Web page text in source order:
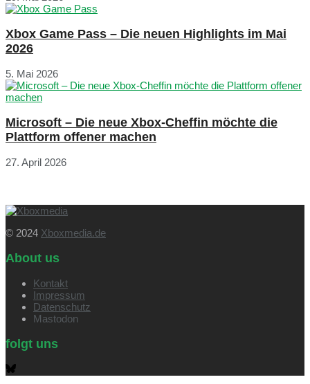
Xbox Game Pass – Die neuen Highlights im Mai
2026
5. Mai 2026
Microsoft – Die neue Xbox-Cheffin möchte die
Plattform offener machen
27. April 2026
© 2024 Xboxmedia.de
About us
Kontakt
Impressum
Datenschutz
Mastodon
folgt uns